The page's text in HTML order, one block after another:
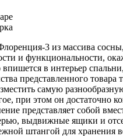
3 из массива сосны,
и функциональности,
в интерьер
представленного товара
самую
при этом он достаточно
представляет собой
выдвижные ящики и
штангой для хранения